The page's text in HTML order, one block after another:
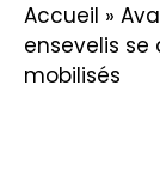
Accueil »
ensevelis
mobilisés